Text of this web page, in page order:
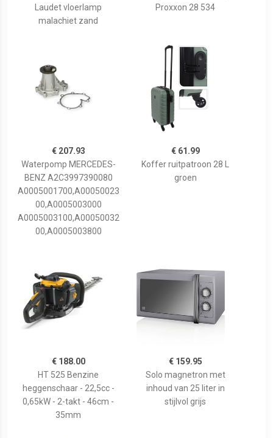
Laudet vloerlamp
malachiet zand
Proxxon 28 534
€ 207.93
Waterpomp MERCEDES-
BENZ A2C3997390080
A0005001700,A00050023
00,A0005003000
A0005003100,A00050032
00,A0005003800
€ 61.99
Koffer ruitpatroon 28 L
groen
€ 188.00
HT 525 Benzine
heggenschaar - 22,5cc -
0,65kW - 2-takt - 46cm -
35mm
€ 159.95
Solo magnetron met
inhoud van 25 liter in
stijlvol grijs